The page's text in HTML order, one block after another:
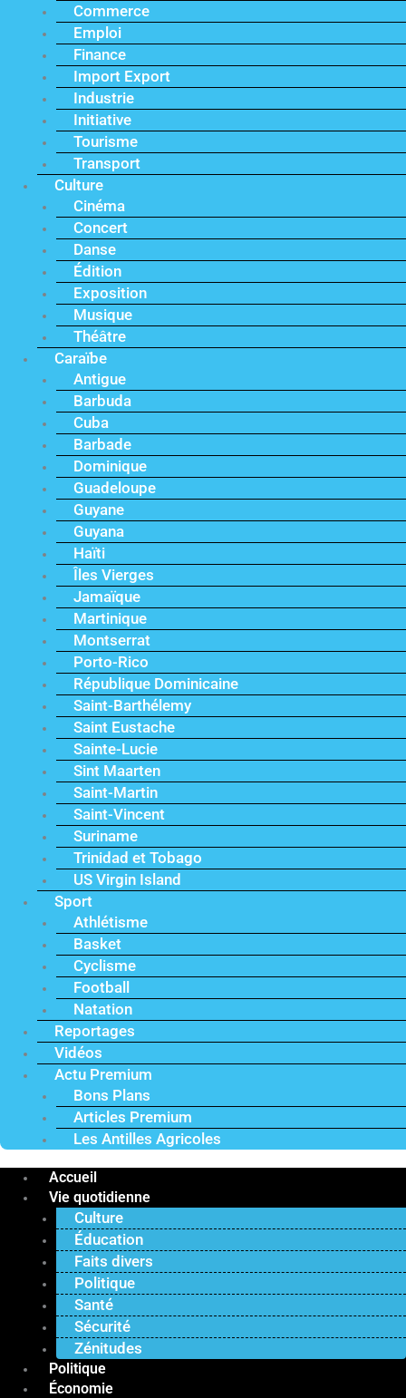
Commerce
Emploi
Finance
Import Export
Industrie
Initiative
Tourisme
Transport
Culture
Cinéma
Concert
Danse
Édition
Exposition
Musique
Théâtre
Caraïbe
Antigue
Barbuda
Cuba
Barbade
Dominique
Guadeloupe
Guyane
Guyana
Haïti
Îles Vierges
Jamaïque
Martinique
Montserrat
Porto-Rico
République Dominicaine
Saint-Barthélemy
Saint Eustache
Sainte-Lucie
Sint Maarten
Saint-Martin
Saint-Vincent
Suriname
Trinidad et Tobago
US Virgin Island
Sport
Athlétisme
Basket
Cyclisme
Football
Natation
Reportages
Vidéos
Actu Premium
Bons Plans
Articles Premium
Les Antilles Agricoles
Accueil
Vie quotidienne
Culture
Éducation
Faits divers
Politique
Santé
Sécurité
Zénitudes
Politique
Économie